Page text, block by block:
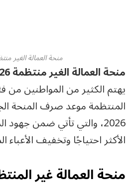
منحة العمالة الغير
منحة العمالة الغير منتظمة 2026 الاستثنائية
يهتم الكثير من المواطنين من
المنتظمة موعد صرف المنحة
2026، والتي تأتي ضمن جهود
الأكثر احتياجًا وتخفيف الأعباء
منحة العمالة غير المنتظمة